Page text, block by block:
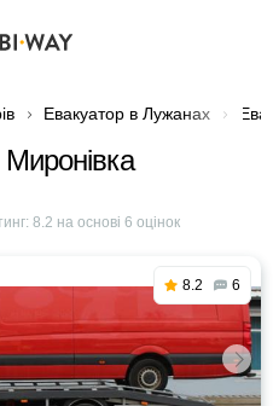
Евакуатор в Лужанах
8.2 на основі 6 оцінок
8.2 6